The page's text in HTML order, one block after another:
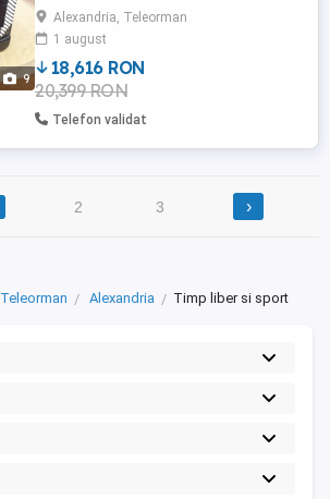
9
fabricatie ale acestor acordeoane,
cunoscatorii stiu despre ce vorbesc.
Acordeonul este al meu personal si il am
din 2014, timp in care acest acordeon nu a
fost scos din casa, s-a cantat cu el repet -
doar in casa la studiu, ...
Alexandria, Teleorman
1 august
18,616 RON
20,399 RON
Telefon validat
2 3 ›
Teleorman Alexandria Timp liber si sport